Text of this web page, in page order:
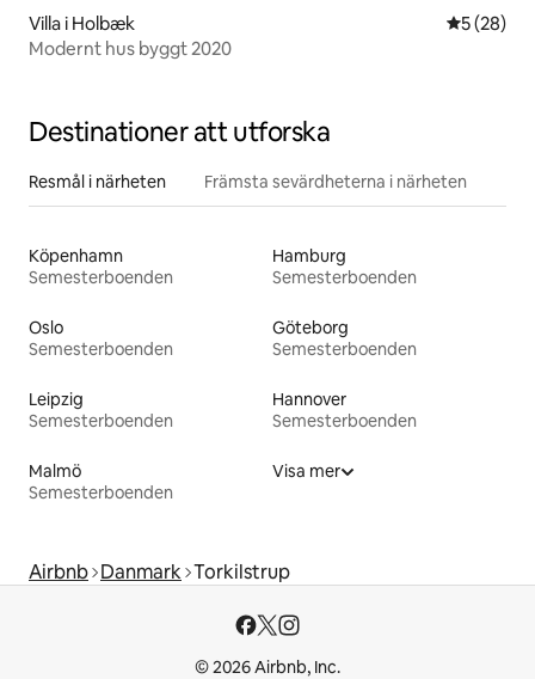
Villa i Holbæk 5 av 5 i
5 (28)
Modernt hus byggt 2020
Destinationer att utforska
Resmål i närheten Främsta sevärdheterna i närheten
Köpenhamn
Semesterboenden
Hamburg
Semesterboenden
Oslo
Semesterboenden
Göteborg
Semesterboenden
Leipzig
Semesterboenden
Hannover
Semesterboenden
Malmö
Semesterboenden
Visa mer
Airbnb Danmark Torkilstrup
© 2026 Airbnb, Inc.